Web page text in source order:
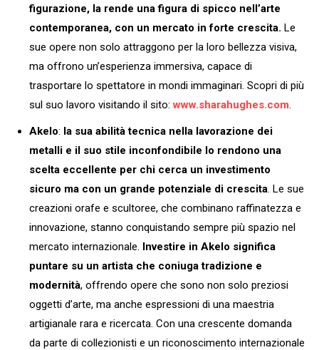
figurazione, la rende una figura di spicco nell’arte
contemporanea, con un mercato in forte crescita. Le
sue opere non solo attraggono per la loro bellezza visiva,
ma offrono un’esperienza immersiva, capace di
trasportare lo spettatore in mondi immaginari. Scopri di più
sul suo lavoro visitando il sito:www.sharahughes.com
Akelo: la sua abilità tecnica nella lavorazione dei
metalli e il suo stile inconfondibile lo rendono una
scelta eccellente per chi cerca un investimento
sicuro ma con un grande potenziale di crescita . Le sue
creazioni orafe e scultoree, che combinano raffinatezza e
innovazione, stanno conquistando sempre più spazio nel
mercato internazionale. Investire in Akelo significa
puntare su un artista che coniuga tradizione e
modernità, offrendo opere che sono non solo preziosi
oggetti d’arte, ma anche espressioni di una maestria
artigianale rara e ricercata. Con una crescente domanda
da parte di collezionisti e un riconoscimento internazionale